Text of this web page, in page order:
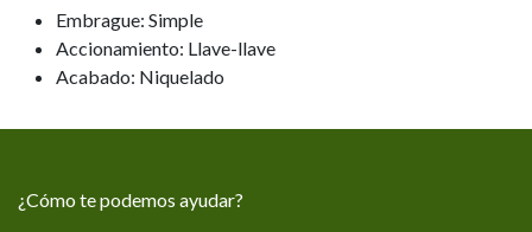
Embrague: Simple
Accionamiento: Llave-llave
Acabado: Niquelado
¿Cómo te podemos ayudar?